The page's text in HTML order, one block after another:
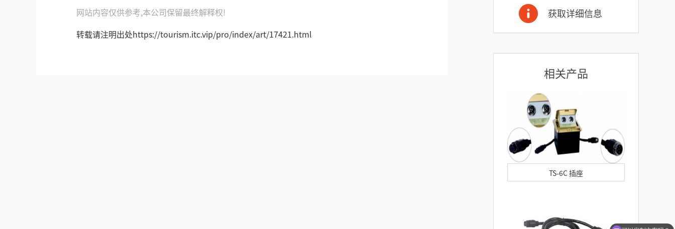
小间距LED显示屏
网站内容仅供参考,本公司保留最终解释权!
转载请注明出处https://tourism.itc.vip/pro/index/art/17421.html
获取详细信息
相关产品
TS-6C 插座